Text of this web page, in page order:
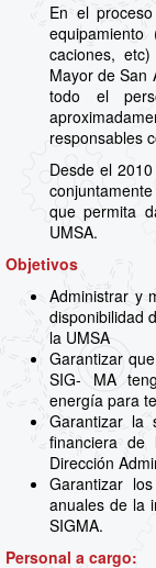
En el
caciones,
Mayor de San
todo el
responsables
Desde el
que permita
UMSA.
Objetivos
Administrar y
disponibilidad
la UMSA
Garantizar
SIG- MA
energía para
Garantizar la
financiera
Dirección
Garantizar
anuales de la
SIGMA.
Personal a cargo: